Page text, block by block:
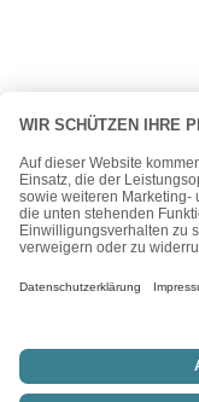
Nähhelferlkein
Clips Wonderclips
Mix
5,25€–9,90€